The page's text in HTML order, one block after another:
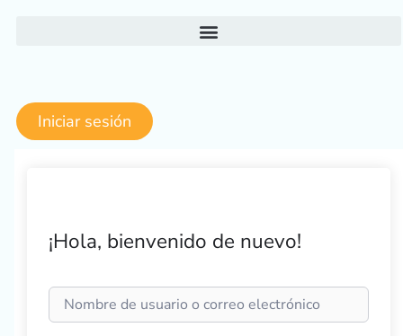
Iniciar sesión
¡Hola, bienvenido de nuevo!